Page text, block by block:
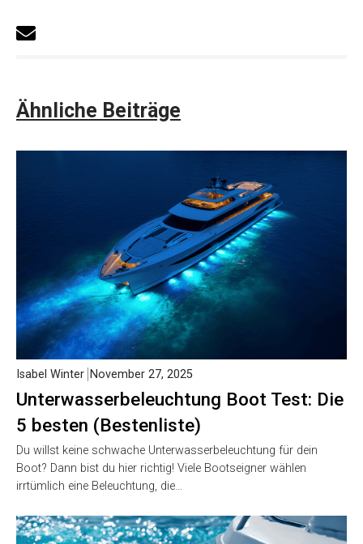
Ähnliche Beiträge
Unterwasserbeleuchtung Boot Test: Die
5 besten (Bestenliste)
Isabel Winter November 27, 2025
Du willst keine schwache Unterwasserbeleuchtung für dein
Boot? Dann bist du hier richtig! Viele Bootseigner wählen
irrtümlich eine Beleuchtung, die…